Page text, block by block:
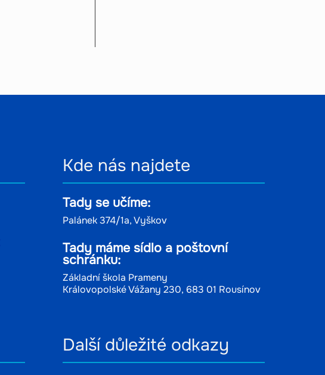
Kde nás najdete
Tady se učíme:
Palánek 374/1a, Vyškov
Tady máme sídlo a poštovní
schránku:
Základní škola Prameny
Královopolské Vážany 230, 683 01 Rousínov
Další důležité odkazy